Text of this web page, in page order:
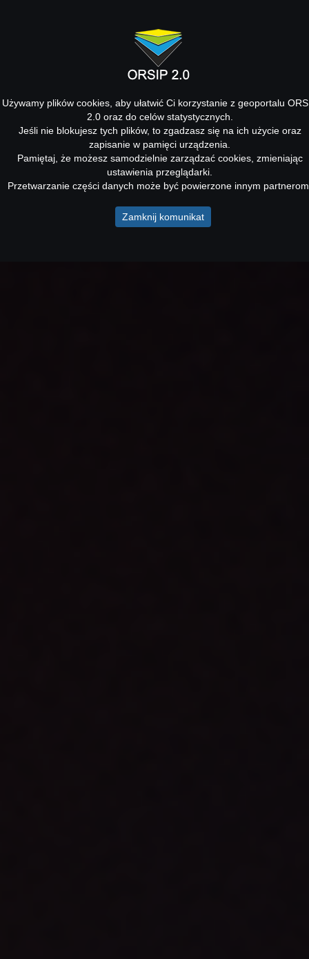
Używamy plików cookies, aby ułatwić Ci korzystanie z geoportalu
2.0 oraz do celów statystycznych.
Jeśli nie blokujesz tych plików, to zgadzasz się na ich użycie oraz
zapisanie w pamięci urządzenia.
Pamiętaj, że możesz samodzielnie zarządzać cookies, zmieniając
ustawienia przeglądarki.
Przetwarzanie części danych może być powierzone innym
Zamknij komunikat